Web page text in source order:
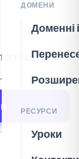
ДОМЕНИ
Доменні
РЕСУРСИ
Уроки
щоб ти